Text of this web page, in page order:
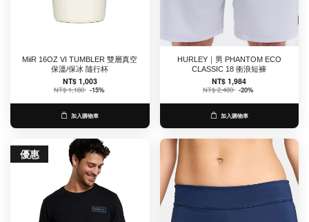
MiiR 16OZ VI TUMBLER 雙層真空
保溫/保冰 隨行杯
NT$ 1,003
NT$ 1,180 -15%
加入購物車
HURLEY｜男 PHANTOM ECO
CLASSIC 18 衝浪短褲
NT$ 1,984
NT$ 2,480 -20%
加入購物車
優惠